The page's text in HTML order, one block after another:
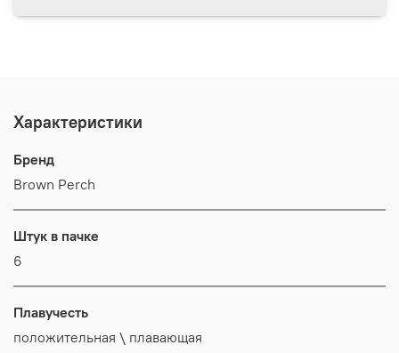
Характеристики
Бренд
Brown Perch
Штук в пачке
6
Плавучесть
положительная \ плавающая